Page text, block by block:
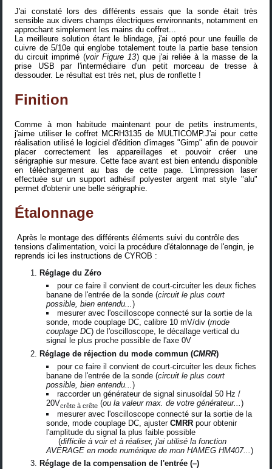
J'ai constaté lors des différents essais que la sonde était très
sensible aux divers champs électriques environnants, notamment en
approchant simplement les mains du coffret...
La meilleure solution étant le blindage, j'ai opté pour une feuille de
cuivre de 5/10e qui englobe totalement toute la partie base tension
du circuit imprimé (voir Figure 13) que j'ai reliée à la masse de la
prise USB par l'intermédiaire d'un petit morceau de tresse à
dessouder. Le résultat est très net, plus de ronflette !
Finition
Comme à mon habitude maintenant pour de petits instruments,
j'aime utiliser le coffret MCRH3135 de MULTICOMP.J'ai pour cette
réalisation utilisé le logiciel d'édition d'images "Gimp" afin de pouvoir
placer correctement les appareillages et pouvoir créer une
sérigraphie sur mesure. Cette face avant est bien entendu disponible
en téléchargement au bas de cette page. L'impression laser
effectuée sur unsupport adhésif polyester argent mat style "alu"
permet d'obtenir une belle sérigraphie.
Étalonnage
Après le montage des différents éléments suivi du contrôle des
tensions d'alimentation, voici la procédure d'étalonnage de l'engin, je
reprends ici les instructions de CYROB :
Réglage du Zéro
pour ce faire il convient de court-circuiter les deux fiches
banane de l'entrée de la sonde (circuit le plus court
possible, bien entendu...)
mesurer avec l'oscilloscope connecté sur la sortie de la
sonde, mode couplage DC, calibre 10 mV/div (mode
couplage DC) de l'oscilloscope, le décallage vertical du
signal le plus proche possible de l'axe 0V
Réglage de réjection du mode commun (CMRR)
pour ce faire il convient de court-circuiter les deux fiches
banane de l'entrée de la sonde (circuit le plus court
possible, bien entendu...)
raccorder un générateur de signal sinusoïdal 50 Hz /
20Vcrête à crête (ou la valeur max. de votre générateur...)
mesurer avec l'oscilloscope connecté sur la sortie de la
sonde, mode couplage DC, ajusterCMRR pour obtenir
l'amplitude du signal la plus faible possible
(difficile à voir et à réaliser, j'ai utilisé la fonction
AVERAGE en mode numérique de mon HAMEG HM407...)
Réglage de la compensation de l'entrée (–)